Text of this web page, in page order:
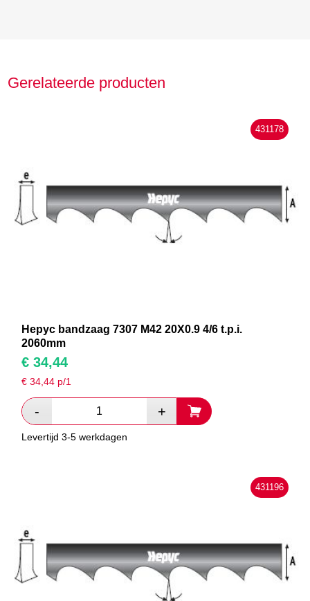
Gerelateerde producten
431178
Hepyc bandzaag 7307 M42 20X0.9 4/6 t.p.i.
2060mm
€ 34,44
€34,44 p/1
Levertijd 3-5 werkdagen
431196